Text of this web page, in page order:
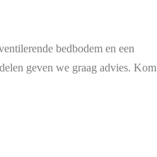
bedbodem en een
geven we graag advies. Kom